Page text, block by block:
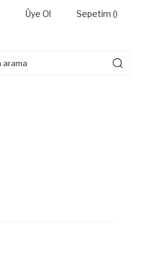
Üye Ol Sepetim ()